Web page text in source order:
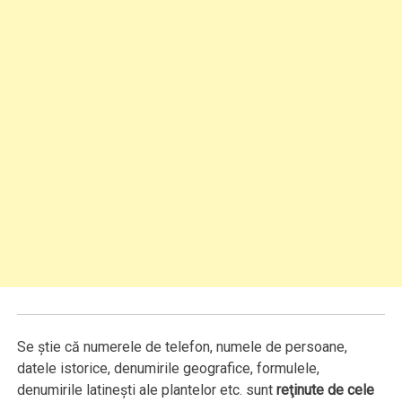
Se ştie că numerele de telefon, numele de persoane,
datele istorice, denumirile geografice, formulele,
denumirile latineşti ale plantelor etc. sunt reţinute de cele